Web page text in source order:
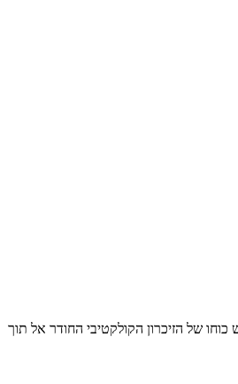
של הזיכרון הקולקטיבי החודר אל תוך